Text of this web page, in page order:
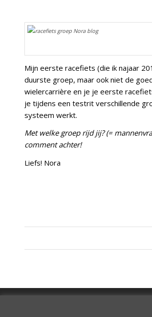
Mijn eerste racefiets (die ik najaar
duurste groep, maar ook niet de
wielercarrière en je je eerste
je tijdens een testrit verschillende
systeem werkt.
Met welke groep rijd jij? (=
comment achter!
Liefs! Nora
Je raadt het al: